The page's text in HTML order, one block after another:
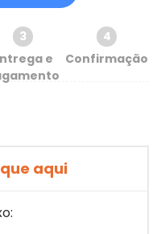
3
e
4
Confirmação
aqui